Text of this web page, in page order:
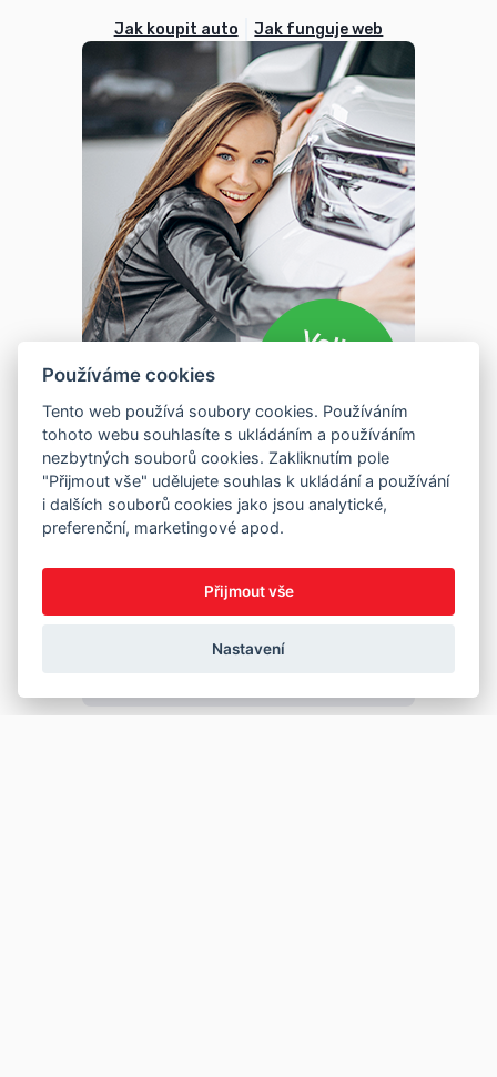
Jak koupit auto Jak funguje web
Používáme cookies
Tento web používá soubory cookies. Používáním
tohoto webu souhlasíte s ukládáním a používáním
nezbytných souborů cookies. Zakliknutím pole
"Přijmout vše" udělujete souhlas k ukládání a používání
i dalších souborů cookies jako jsou analytické,
preferenční, marketingové apod.
Přijmout vše
Nastavení